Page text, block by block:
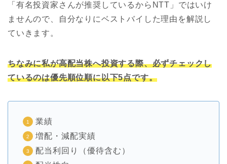
「有名投資家さんが推奨しているからNTT」ではいけ
ませんので、自分なりにベストバイした理由を解説し
ていきます。
ちなみに私が高配当株へ投資する際、必ずチェックし
ているのは優先順位順に以下5点です。
業績
増配・減配実績
配当利回り（優待含む）